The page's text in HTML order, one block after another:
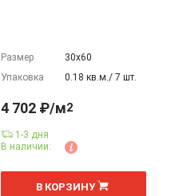
Размер
30х60
Упаковка
0.18 кв.м./ 7 шт.
4 702 ₽/м2
1-3 дня
В наличии:
м
В КОРЗИНУ